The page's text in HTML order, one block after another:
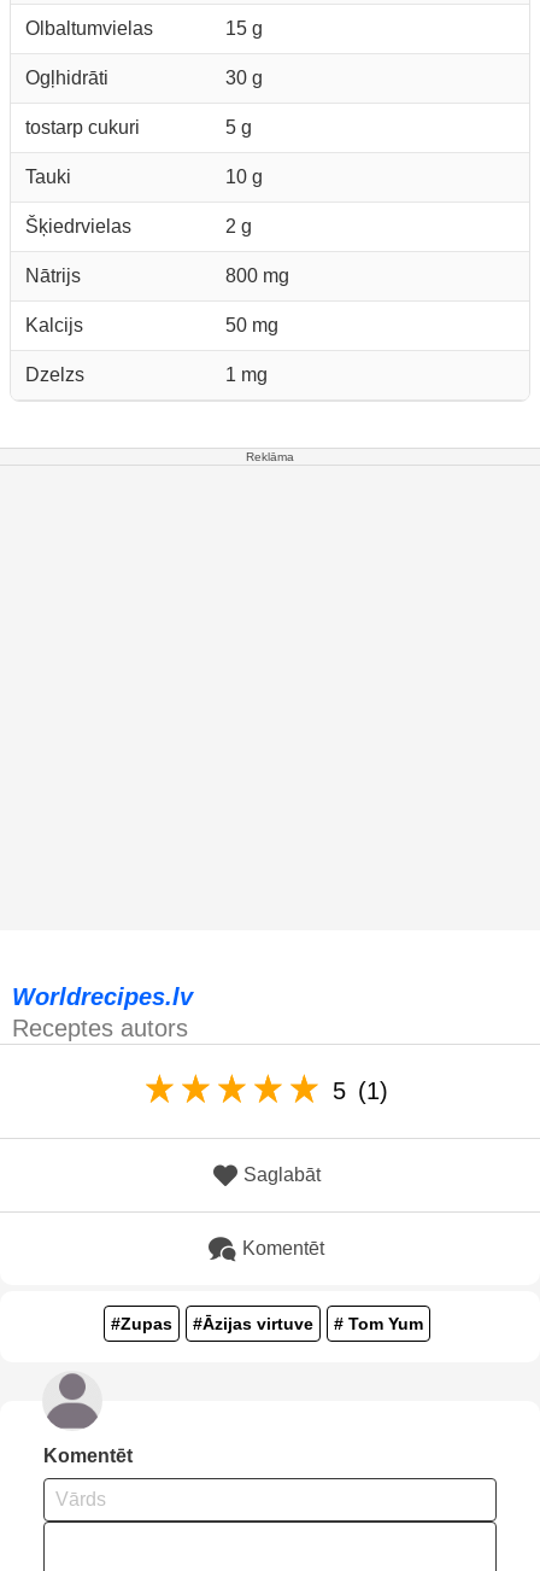
Olbaltumvielas 15 g
Ogļhidrāti 30 g
tostarp cukuri 5 g
Tauki 10 g
Šķiedrvielas 2 g
Nātrijs 800 mg
Kalcijs 50 mg
Dzelzs 1 mg
Reklāma
Worldrecipes.lv
Receptes autors
5 (1)
Saglabāt
Komentēt
#Zupas #Āzijas virtuve # Tom Yum
Komentēt